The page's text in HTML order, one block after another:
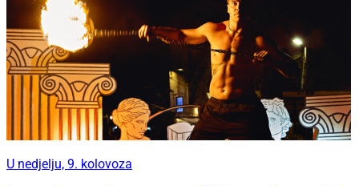
U nedjelju, 9. kolovoza